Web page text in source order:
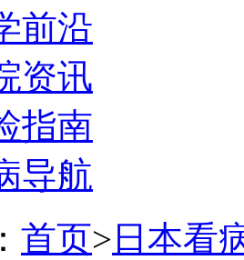
前沿
资讯
指南
导航
首页> 日本看